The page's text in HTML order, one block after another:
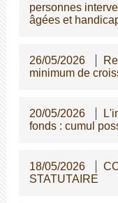
personnes
gées et
26/05/2026
minimum de
20/05/2026
fonds : cumul
18/05/2026
STATUTAIRE